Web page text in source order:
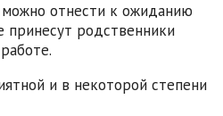
можно отнести к ожиданию
принесут родственники
и в некоторой степени